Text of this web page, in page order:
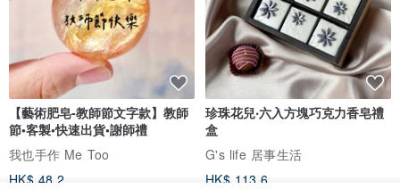
【藝術肥皂-教師節文字款】教師
節•客製•快速出貨•謝師禮
我也手作 Me Too
HK$ 48.2
珍珠花兒‧六入方塊巧克力香皂禮
盒
G's life 居事生活
HK$ 113.6